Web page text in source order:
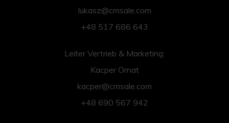
lukasz@cmsale.com
+48 517 686 643
Leiter Vertrieb & Marketing:
Kacper Ornat
kacper@cmsale.com
+48 690 567 942